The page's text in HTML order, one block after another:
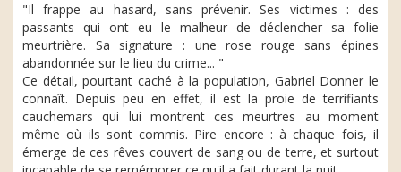
"Il frappe au hasard, sans prévenir. Ses victimes : des
passants qui ont eu le malheur de déclencher sa folie
meurtrière. Sa signature : une rose rouge sans épines
abandonnée sur le lieu du crime... "
Ce détail, pourtant caché à la population, Gabriel Donner le
connaît. Depuis peu en effet, il est la proie de terrifiants
cauchemars qui lui montrent ces meurtres au moment
même où ils sont commis. Pire encore : à chaque fois, il
émerge de ces rêves couvert de sang ou de terre, et surtout